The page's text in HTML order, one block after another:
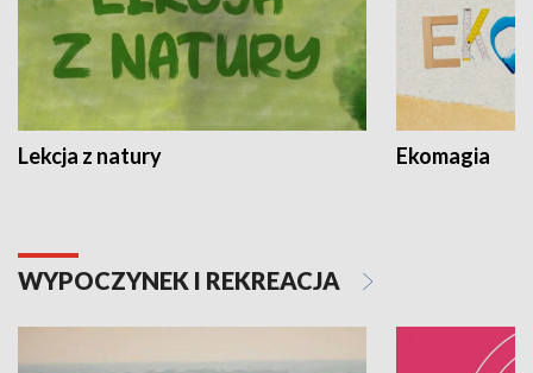
Lekcja z natury Ekomagia
WYPOCZYNEK I REKREACJA